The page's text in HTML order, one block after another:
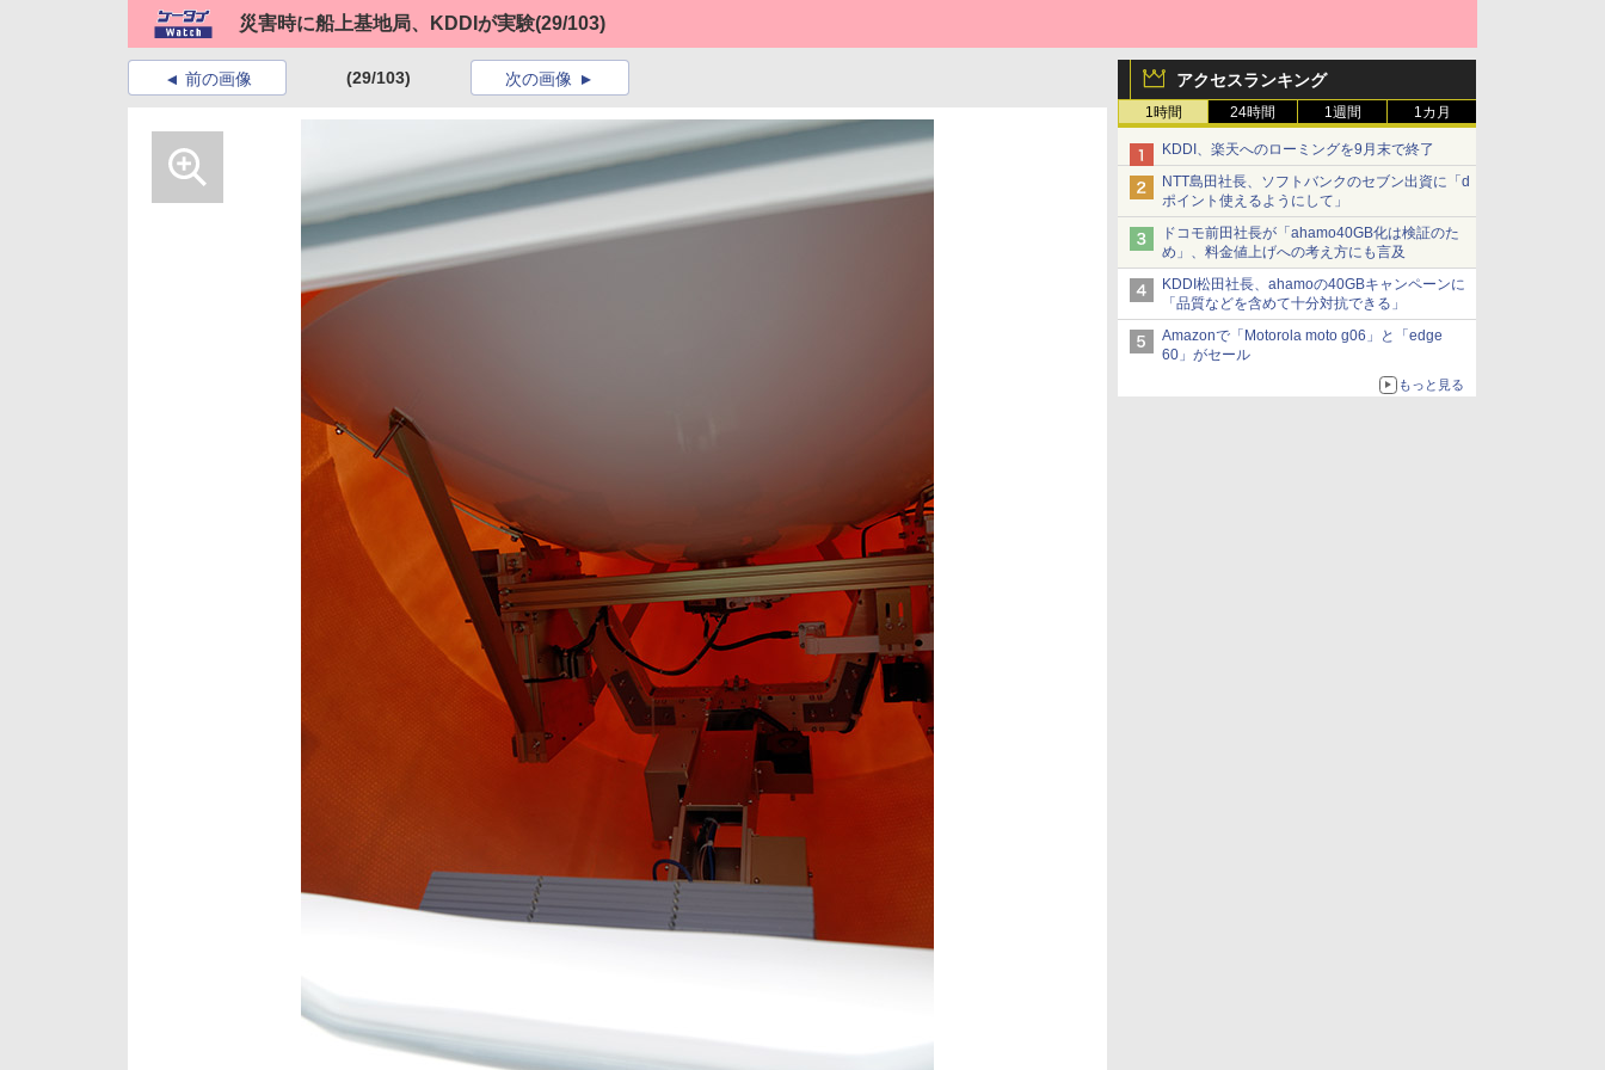
災害時に船上基地局、KDDIが実験(29/103)
アクセスランキング
1時間 24時間 1週間 1カ月
KDDI、楽天へのローミングを9月末で終了
NTT島田社長、ソフトバンクのセブン出資に「d
ポイント使えるようにして」
ドコモ前田社長が「ahamo40GB化は検証のた
め」、料金値上げへの考え方にも言及
KDDI松田社長、ahamoの40GBキャンペーンに
「品質などを含めて十分対抗できる」
Amazonで「Motorola moto g06」と「edge
60」がセール
もっと見る
前の画像 (29/103) 次の画像